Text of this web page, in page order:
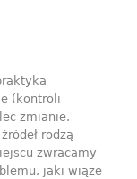
(kontroli
zmianie.
rodzą
zwracamy
jaki wiąże